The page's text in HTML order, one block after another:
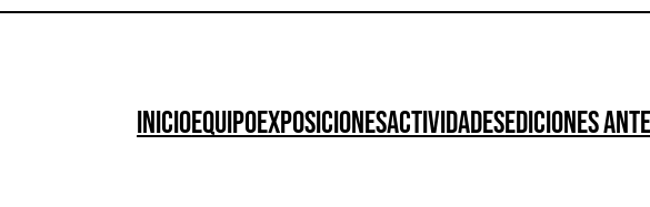
InicioEquipoExposicionesActividadesEdiciones